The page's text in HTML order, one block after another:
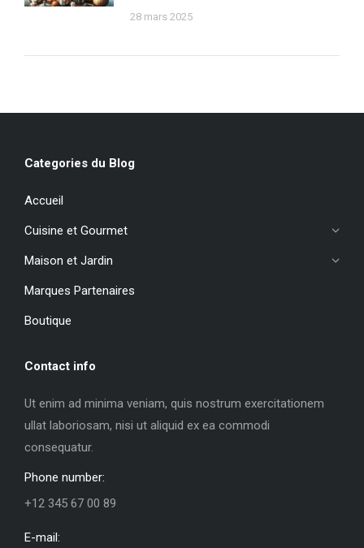
28 mars 2025
Categories du Blog
Accueil
Cuisine et Gourmet
Maison et Jardin
Marques Partenaires
Boutique
Contact info
Ut enim ad minima veniam, quis nostrum exercitationem
ullat laboriosam, nisi ut aliquid ex ea commodi
consequatur.
Phone number:
+12 345 67 00 89
E-mail: